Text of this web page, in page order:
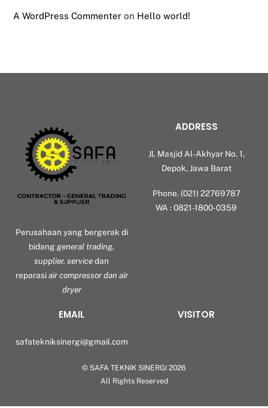
A WordPress Commenter on Hello world!
Perusahaan yang bergerak di
bidang general trading,
supplier, servicedan
reparasiair compressor dan air
dryer
ADDRESS
Jl. Masjid Al-Akhyar No. 1,
Depok, Jawa Barat
Phone. (021) 22769787
WA : 0821-1800-0359
EMAIL
safatekniksinergi@gmail.com
VISITOR
© SAFA TEKNIK SINERGI 2026
All Rights Reserved